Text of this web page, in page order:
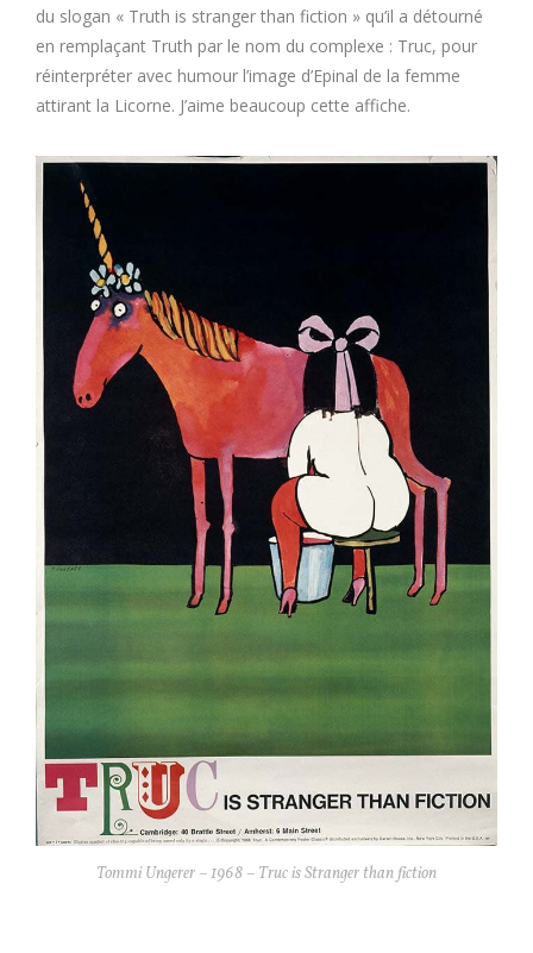
du slogan « Truth is stranger than fiction » qu’il a détourné
en remplaçant Truth par le nom du complexe : Truc, pour
réinterpréter avec humour l’image d’Epinal de la femme
attirant la Licorne. J’aime beaucoup cette affiche.
Tommi Ungerer – 1968 – Truc is Stranger than fiction